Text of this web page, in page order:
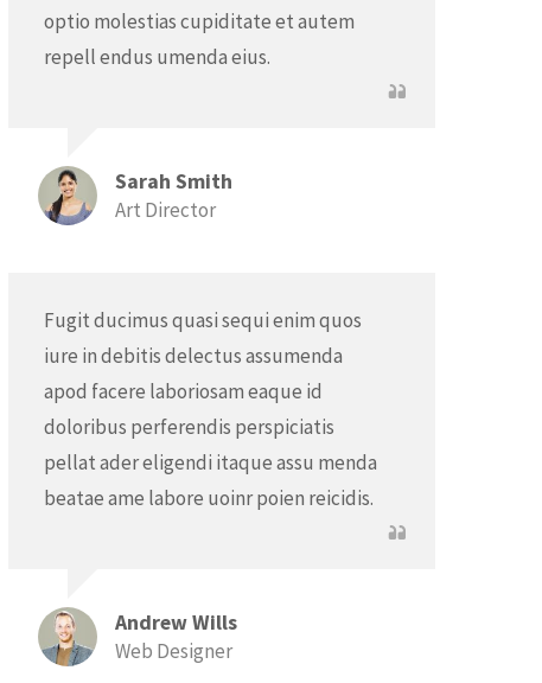
optio molestias cupiditate et autem
repell endus umenda eius.
Sarah Smith
Art Director
Fugit ducimus quasi sequi enim quos
iure in debitis delectus assumenda
apod facere laboriosam eaque id
doloribus perferendis perspiciatis
pellat ader eligendi itaque assu menda
beatae ame labore uoinr poien reicidis.
Andrew Wills
Web Designer